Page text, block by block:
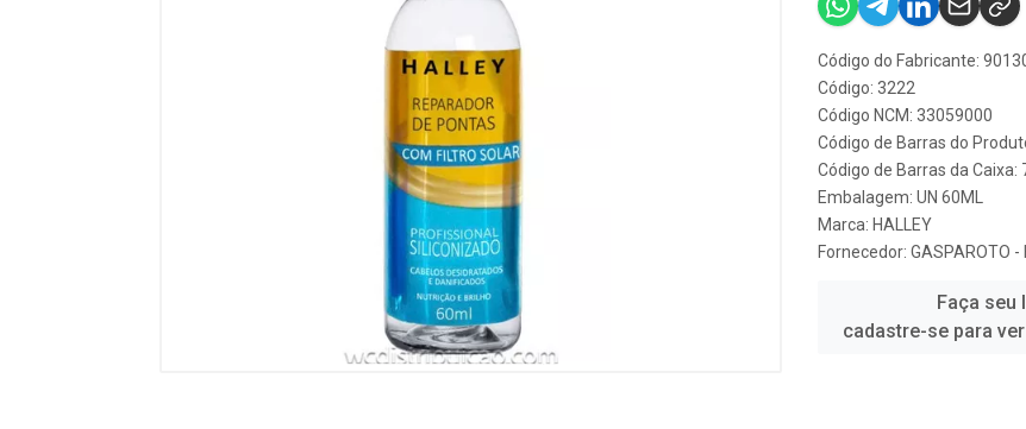
Código do Fabricante:
Código: 3222
Código NCM: 33059000
Código de Barras do
Código de Barras da Caixa:
Embalagem: UN 60ML
Marca: HALLEY
Fornecedor: GASPAROTO -
Faça seu
cadastre-se para